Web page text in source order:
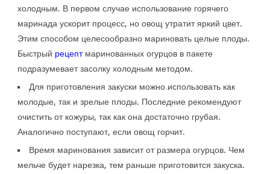
холодным. В первом случае использование горячего
маринада ускорит процесс, но овощ утратит яркий цвет.
Этим способом целесообразно мариновать целые плоды.
Быстрый рецептмаринованных огурцов в пакете
подразумевает засолку холодным методом.
Для приготовления закуски можно использовать как
молодые, так и зрелые плоды. Последние рекомендуют
очистить от кожуры, так как она достаточно грубая.
Аналогично поступают, если овощ горчит.
Время маринования зависит от размера огурцов. Чем
мельче будет нарезка, тем раньше приготовится закуска.